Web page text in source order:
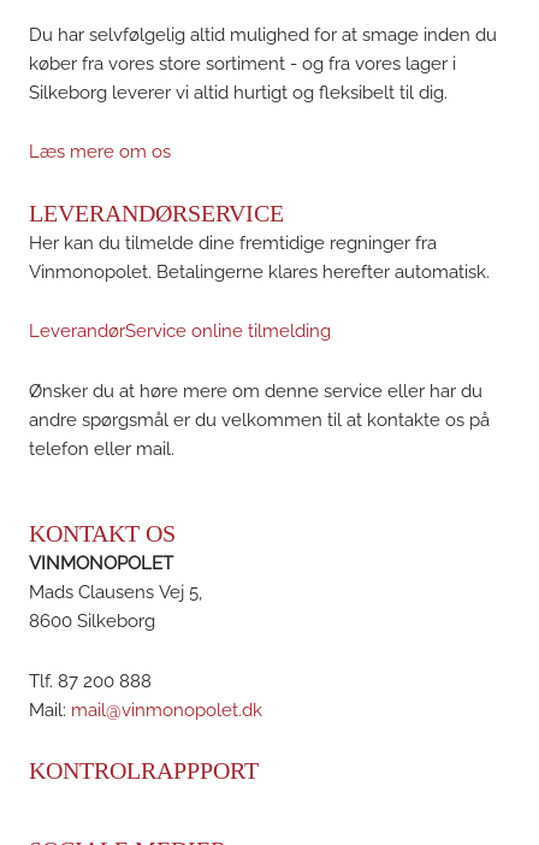
Du har selvfølgelig altid mulighed for at smage inden du
køber fra vores store sortiment - og fra vores lager i
Silkeborg leverer vi altid hurtigt og fleksibelt til dig.
Læs mere om os
LEVERANDØRSERVICE
Her kan du tilmelde dine fremtidige regninger fra
Vinmonopolet. Betalingerne klares herefter automatisk.
LeverandørService online tilmelding
Ønsker du at høre mere om denne service eller har du
andre spørgsmål er du velkommen til at kontakte os på
telefon eller mail.
KONTAKT OS
VINMONOPOLET
Mads Clausens Vej 5,
8600 Silkeborg
Tlf. 87 200 888
Mail: mail@vinmonopolet.dk
KONTROLRAPPPORT